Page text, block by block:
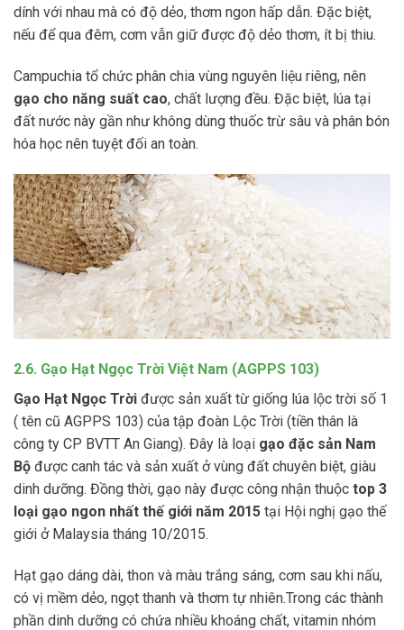
dính với nhau mà có độ dẻo, thơm ngon hấp dẫn. Đặc biệt,
nếu để qua đêm, cơm vẫn giữ được độ dẻo thơm, ít bị thiu.
Campuchia tổ chức phân chia vùng nguyên liệu riêng, nên
gạo cho năng suất cao, chất lượng đều. Đặc biệt, lúa tại
đất nước này gần như không dùng thuốc trừ sâu và phân bón
hóa học nên tuyệt đối an toàn.
2.6. Gạo Hạt Ngọc Trời Việt Nam (AGPPS 103)
Gạo Hạt Ngọc Trời được sản xuất từ giống lúa lộc trời số 1
( tên cũ AGPPS 103) của tập đoàn Lộc Trời (tiền thân là
công ty CP BVTT An Giang). Đây là loại gạo đặc sản Nam
Bộ được canh tác và sản xuất ở vùng đất chuyên biệt, giàu
dinh dưỡng. Đồng thời, gạo này được công nhận thuộc top 3
loại gạo ngon nhất thế giới năm 2015 tại Hội nghị gạo thế
giới ở Malaysia tháng 10/2015.
Hạt gạo dáng dài, thon và màu trắng sáng, cơm sau khi nấu,
có vị mềm dẻo, ngọt thanh và thơm tự nhiên.Trong các thành
phần dinh dưỡng có chứa nhiều khoáng chất, vitamin nhóm